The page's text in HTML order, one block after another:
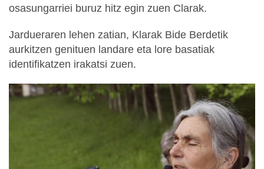
osasungarriei buruz hitz egin zuen Clarak.
Jardueraren lehen zatian, Klarak Bide Berdetik
aurkitzen genituen landare eta lore basatiak
identifikatzen irakatsi zuen.